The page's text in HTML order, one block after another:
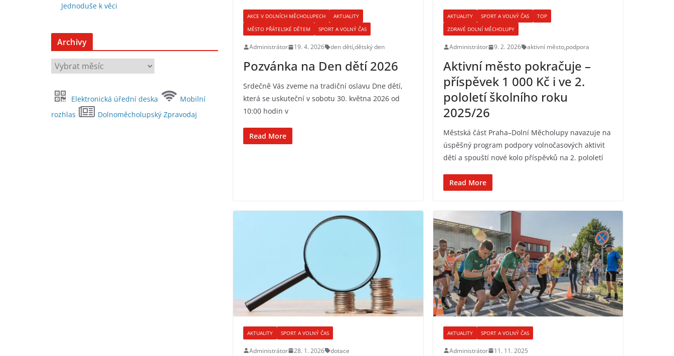
AKCE V DOLNÍCH MĚCHOLUPECH
AKTUALITY
MĚSTO PŘÁTELSKÉ DĚTEM
SPORT A VOLNÝ ČAS
Administrátor 19. 4. 2026 den dětí,dětský den
Pozvánka na Den dětí 2026
Srdečně Vás zveme na tradiční oslavu Dne dětí,
která se uskuteční v sobotu 30. května 2026 od
10:00 hodin v
Read More
AKTUALITY SPORT A VOLNÝ ČAS
TOP
ZDRAVÉ DOLNÍ MĚCHOLUPY
Administrátor 9. 2. 2026 aktivní město,podpora
Aktivní město pokračuje –
příspěvek 1 000 Kč i ve 2.
pololetí školního roku
2025/26
Městská část Praha–Dolní Měcholupy navazuje na
úspěšný program podpory volnočasových aktivit
dětí a spouští nové kolo příspěvků na 2. pololetí
Read More
AKTUALITY SPORT A VOLNÝ ČAS
Administrátor 28. 1. 2026 dotace
AKTUALITY SPORT A VOLNÝ ČAS
Administrátor
11. 11. 2025
Jednoduše k věci
Archivy
A
r
h
i
Elektronická úřední deska
Mobilní
rozhlas
Dolnoměcholupský Zpravodaj